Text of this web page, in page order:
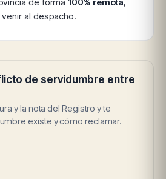
al despacho.
de servidumbre entre
y la nota del Registro y te
existe y cómo reclamar.